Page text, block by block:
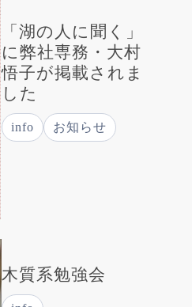
「湖の人に聞く」
に弊社専務・大村
悟子が掲載されま
した
info お知らせ
木質系勉強会